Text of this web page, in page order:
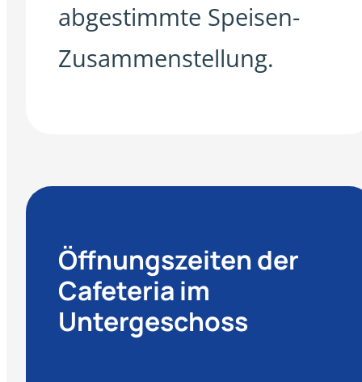
abgestimmte Speisen-
Zusammenstellung.
Öffnungszeiten der
Cafeteria im
Untergeschoss